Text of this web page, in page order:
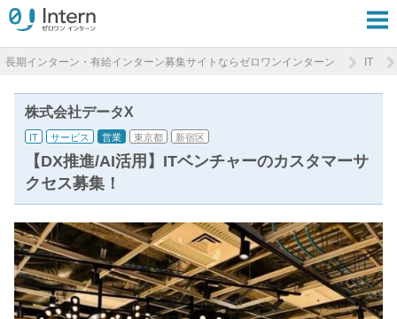
長期インターン・有給インターン募集サイトならゼロワンインターン IT
株式会社データX
IT サービス 営業 東京都 新宿区
【DX推進/AI活用】ITベンチャーのカスタマーサ
クセス募集！